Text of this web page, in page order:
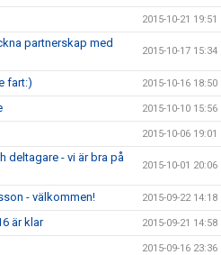
2015-10-21 19:51
partnerskap med
2015-10-17 15:34
fart:) 2015-10-16 18:50
2015-10-10 15:56
2015-10-06 19:01
deltagare - vi är bra på
2015-10-01 20:06
- välkommen! 2015-09-22 14:18
är klar 2015-09-21 14:58
2015-09-16 23:36